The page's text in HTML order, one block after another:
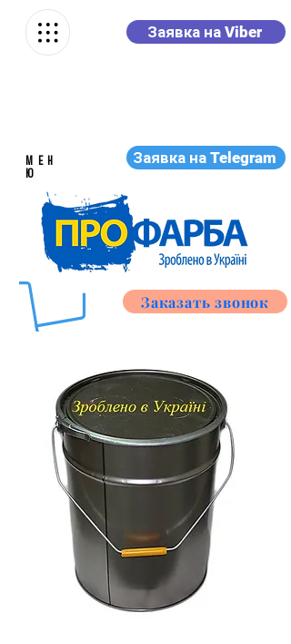
Заявка на Viber
Заявка на Telegram
МЕН
Ю
Заказать звонок